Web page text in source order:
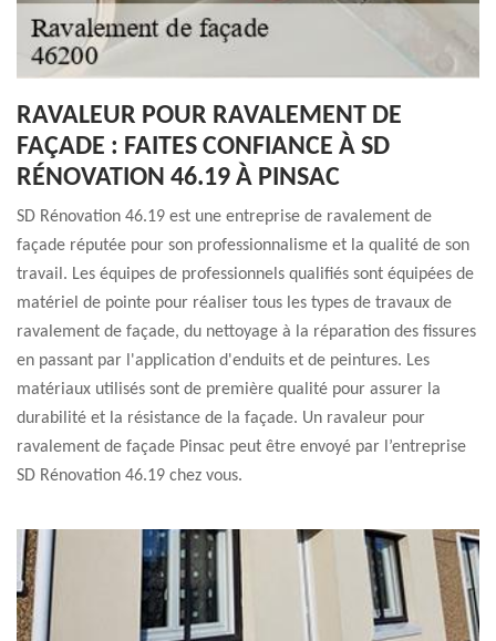
RAVALEUR POUR RAVALEMENT DE
FAÇADE : FAITES CONFIANCE À SD
RÉNOVATION 46.19 À PINSAC
SD Rénovation 46.19 est une entreprise de ravalement de
façade réputée pour son professionnalisme et la qualité de son
travail. Les équipes de professionnels qualifiés sont équipées de
matériel de pointe pour réaliser tous les types de travaux de
ravalement de façade, du nettoyage à la réparation des fissures
en passant par l'application d'enduits et de peintures. Les
matériaux utilisés sont de première qualité pour assurer la
durabilité et la résistance de la façade. Un ravaleur pour
ravalement de façade Pinsac peut être envoyé par l’entreprise
SD Rénovation 46.19 chez vous.